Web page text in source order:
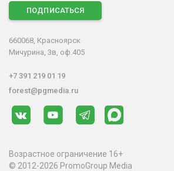
ПОДПИСАТЬСЯ
660068, Красноярск
Мичурина, 3в, оф.405
+7 391 219 01 19
forest@pgmedia.ru
Возрастное ограничение 16+
© 2012-2026 PromoGroup Media